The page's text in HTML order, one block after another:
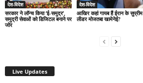
देश-विदेश
सरकार ने लॉन्च किया ‘ई-समुद्र’,
समुद्री सेवाओं को डिजिटल बनाने पर
जोर
देश-विदेश
आखिर कहां गायब हैं ईरान के सुप्रीम
लीडर मोजतबा खामेनेई?
Live Updates